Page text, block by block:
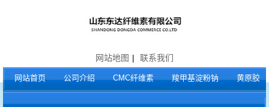
网站地图 | 联系我们
网站首页 公司介绍 CMC纤维素 羧甲基淀粉钠 黄原胶